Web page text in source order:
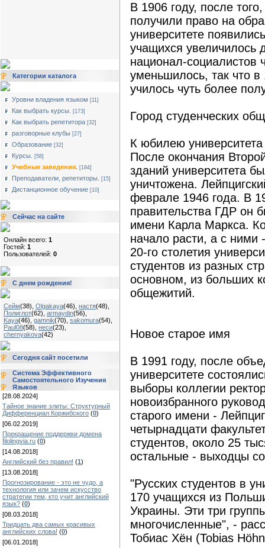
Категории каталога
Уровни владения языком [11]
Как выбрать курсы. [173]
Как выбрать репетитора [32]
разговорные клубы [27]
Образование [32]
Курсы. [58]
Учебные заведения. [184]
Преподаватели, репетиторы. [15]
Дистанционное обучение [10]
Сейчас на сайте
Онлайн всего: 1
Гостей: 1
Пользователей: 0
С днем рождения!
Сейм(38) Olgakaya(46) настя(48)
Полиглот(62) armaydin(56)
Kaya(46) gamnik(70) sakomura(54)
Paul08(58) неси(23)
chernyakova(42)
Сегодня сайт посетили
Система Эффективного
Самостоятельного Изучения
Языков
[28.08.2024]
Тайное знание элиты: Структурный
Дифференциал Коржибского (0)
[06.02.2019]
Прекращение поддержки домена
filolingvia.ru (0)
[14.08.2018]
Английский без правил! (1)
[13.08.2018]
Прогнозирование - это не чудо, а
технология или зачем искусство
стратегии тем, кто учит английский
язык? (0)
[08.03.2018]
Тридцать два самых красивых
английских слова! (0)
[06.01.2018]
В 1906 году, после
получили право на
университете
учащихся увеличилось
национал-социалистов
уменьшилось, так что в
училось чуть более
Город студенческих
К юбилею
После окончания
зданий университета
уничтожена.
феврале 1946 года. В
правительства ГДР он
имени Карла Маркса.
начало расти, а с ними
20-го столетия
студентов из разных
основном, из больших
общежитий.
Новое старое имя
В 1991 году, после
университете
выборы коллегии
новоизбранного
старого имени -
четырнадцати
студентов, около 25
остальные - выходцы
"Русских студентов в
170 учащихся из
Украины. Эти три
многочисленные", -
Тобиас Хён (Tobias